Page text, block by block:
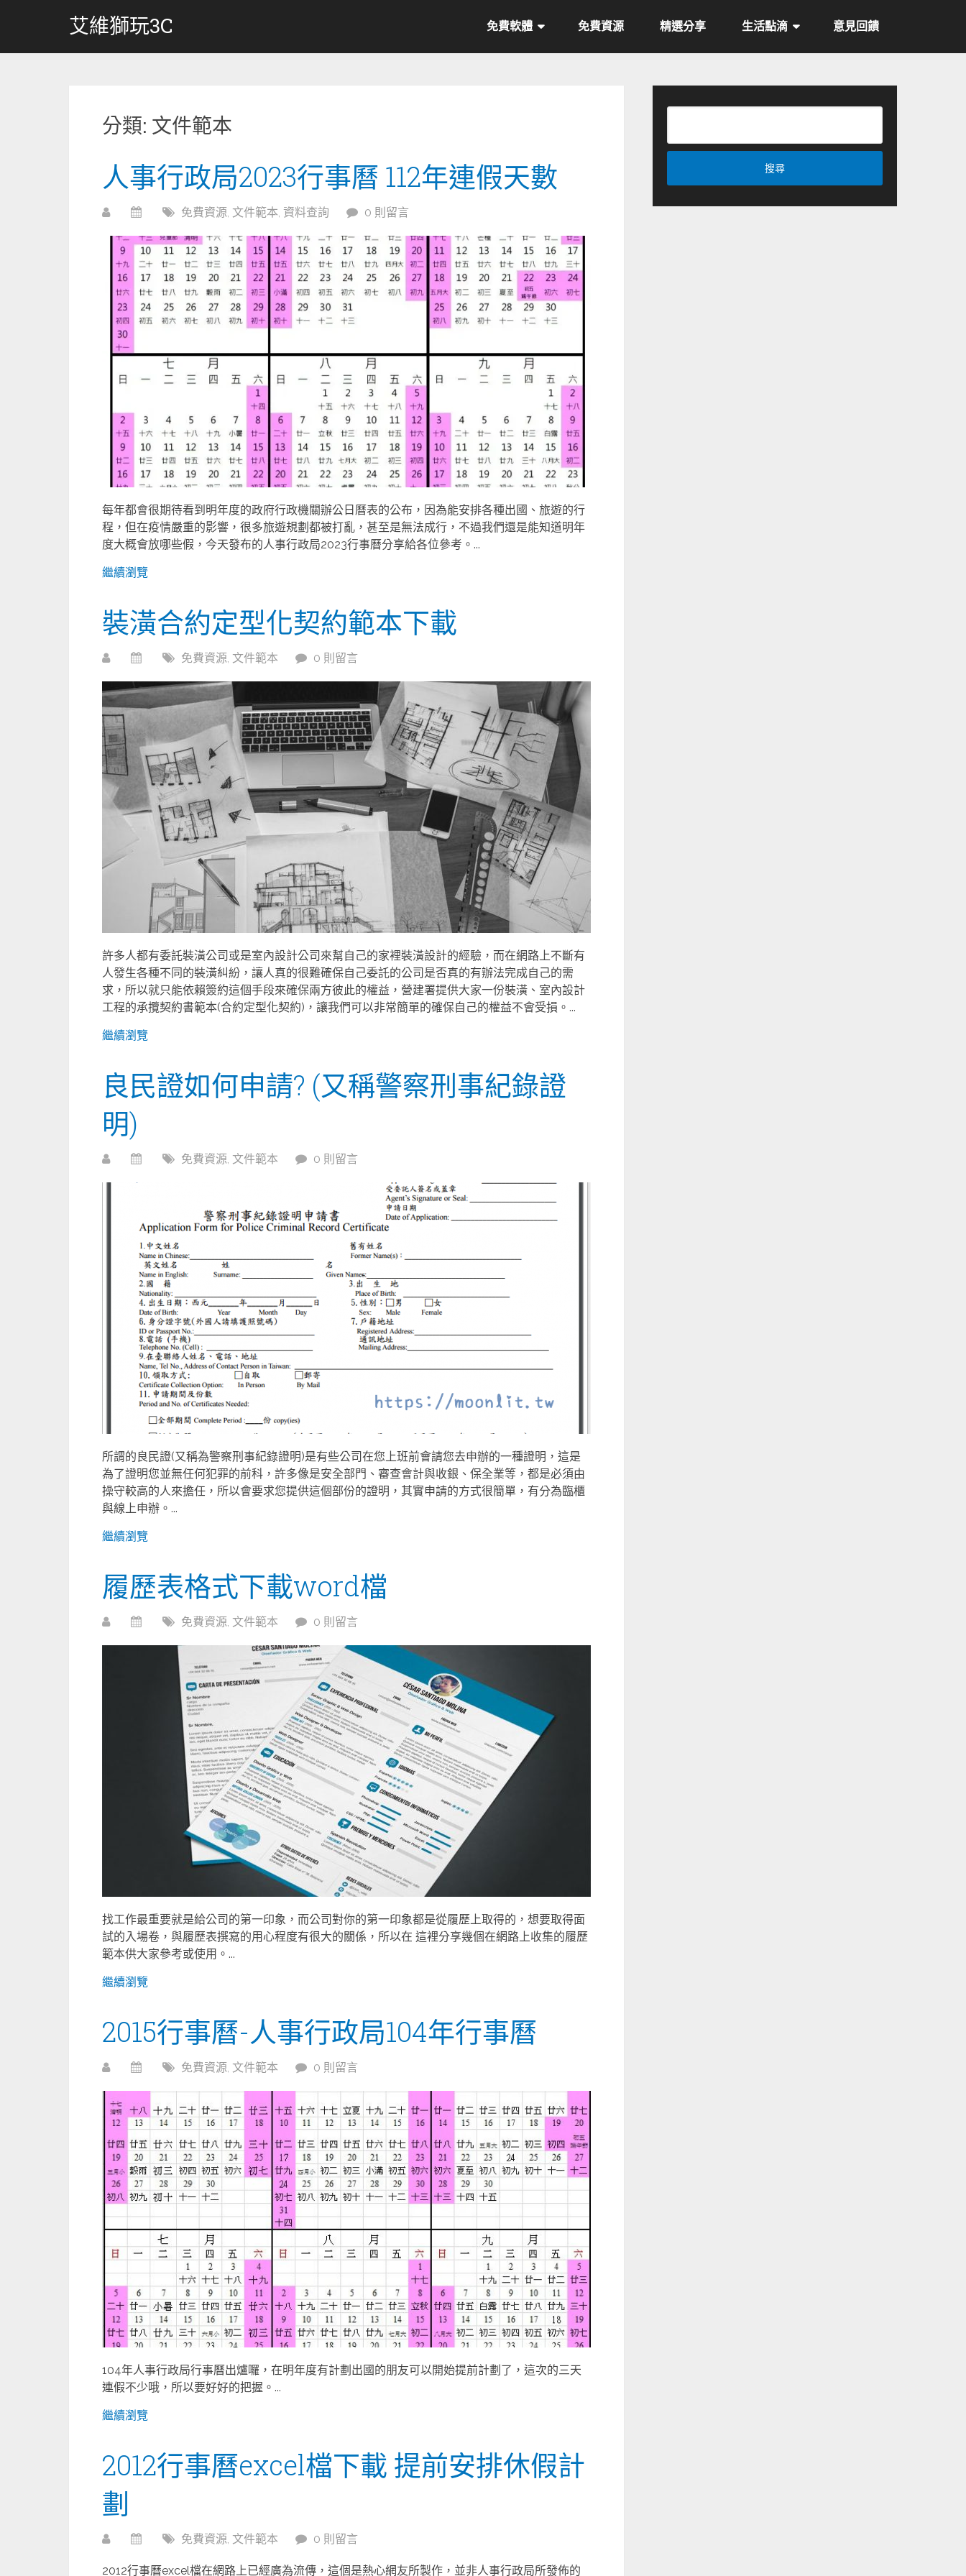
艾維獅玩3C 免費軟體 免費資源 精選分享 生活點滴 意見回饋
分類: 文件範本
人事行政局2023行事曆 112年連假天數
免費資源, 文件範本, 資料查詢 0 則留言
每年都會很期待看到明年度的政府行政機關辦公日曆表的公布，因為能安排各種出國、旅遊的行
程，但在疫情嚴重的影響，很多旅遊規劃都被打亂，甚至是無法成行，不過我們還是能知道明年
度大概會放哪些假，今天發布的人事行政局2023行事曆分享給各位參考。...
繼續瀏覽
裝潢合約定型化契約範本下載
免費資源, 文件範本 0 則留言
許多人都有委託裝潢公司或是室內設計公司來幫自己的家裡裝潢設計的經驗，而在網路上不斷有
人發生各種不同的裝潢糾紛，讓人真的很難確保自己委託的公司是否真的有辦法完成自己的需
求，所以就只能依賴簽約這個手段來確保兩方彼此的權益，營建署提供大家一份裝潢、室內設計
工程的承攬契約書範本(合約定型化契約)，讓我們可以非常簡單的確保自己的權益不會受損。...
繼續瀏覽
良民證如何申請? (又稱警察刑事紀錄證
明)
免費資源, 文件範本 0 則留言
所謂的良民證(又稱為警察刑事紀錄證明)是有些公司在您上班前會請您去申辦的一種證明，這是
為了證明您並無任何犯罪的前科，許多像是安全部門、審查會計與收銀、保全業等，都是必須由
操守較高的人來擔任，所以會要求您提供這個部份的證明，其實申請的方式很簡單，有分為臨櫃
與線上申辦。...
繼續瀏覽
履歷表格式下載word檔
免費資源, 文件範本 0 則留言
找工作最重要就是給公司的第一印象，而公司對你的第一印象都是從履歷上取得的，想要取得面
試的入場卷，與履歷表撰寫的用心程度有很大的關係，所以在 這裡分享幾個在網路上收集的履歷
範本供大家參考或使用。...
繼續瀏覽
2015行事曆-人事行政局104年行事曆
免費資源, 文件範本 0 則留言
104年人事行政局行事曆出爐囉，在明年度有計劃出國的朋友可以開始提前計劃了，這次的三天
連假不少哦，所以要好好的把握。...
繼續瀏覽
2012行事曆excel檔下載 提前安排休假計
劃
免費資源, 文件範本 0 則留言
2012行事曆excel檔在網路上已經廣為流傳，這個是熱心網友所製作，並非人事行政局所發佈的